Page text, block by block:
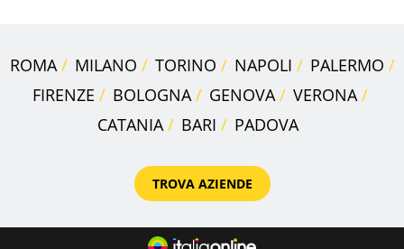
ROMA MILANO TORINO NAPOLI
PALERMO
FIRENZE
BOLOGNA GENOVA
VERONA
CATANIA
BARI PADOVA
TROVA AZIENDE